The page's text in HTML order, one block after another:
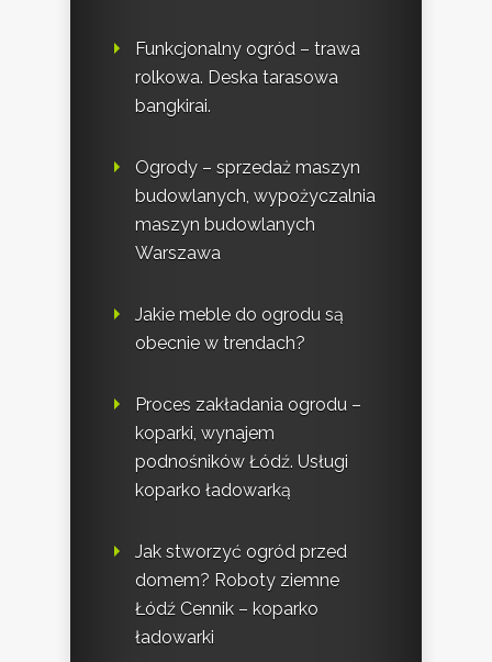
Funkcjonalny ogród – trawa
rolkowa. Deska tarasowa
bangkirai.
Ogrody – sprzedaż maszyn
budowlanych, wypożyczalnia
maszyn budowlanych
Warszawa
Jakie meble do ogrodu są
obecnie w trendach?
Proces zakładania ogrodu –
koparki, wynajem
podnośników Łódź. Usługi
koparko ładowarką
Jak stworzyć ogród przed
domem? Roboty ziemne
Łódź Cennik – koparko
ładowarki